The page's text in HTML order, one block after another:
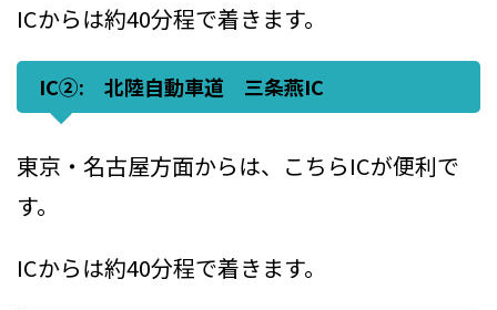
ICからは約40分程で着きます。
IC②: 北陸自動車道 三条燕IC
東京・名古屋方面からは、こちらICが便利で
す。
ICからは約40分程で着きます。